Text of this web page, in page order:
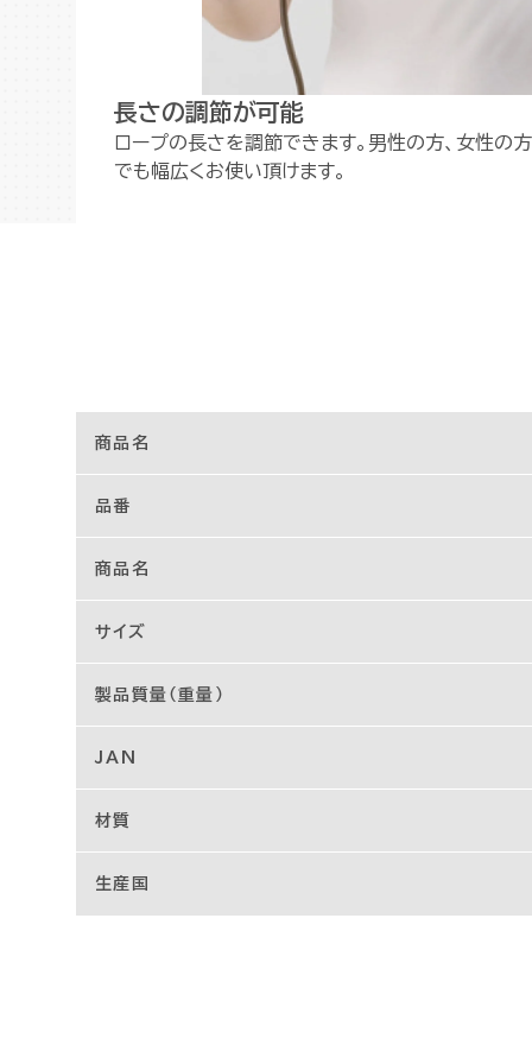
長さの調節が可能
ロープの長さを調節できます。男性の方、女性の
でも幅広くお使い頂けます。
商品名
品番
商品名
サイズ
製品質量（重量）
JAN
材質
生産国